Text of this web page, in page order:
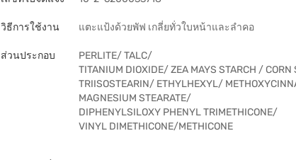
วิธีการใช้งาน แตะแป้งด้วยพัฟ เกลี่ยทั่วใบหน้าและลำคอ
ส่วนประกอบ
PERLITE/ TALC/
TITANIUM DIOXIDE/ ZEA MAYS STARCH /
TRIISOSTEARIN/ ETHYLHEXYL/
MAGNESIUM STEARATE/
DIPHENYLSILOXY PHENYL TRIMETHICONE/
VINYL DIMETHICONE/METHICONE